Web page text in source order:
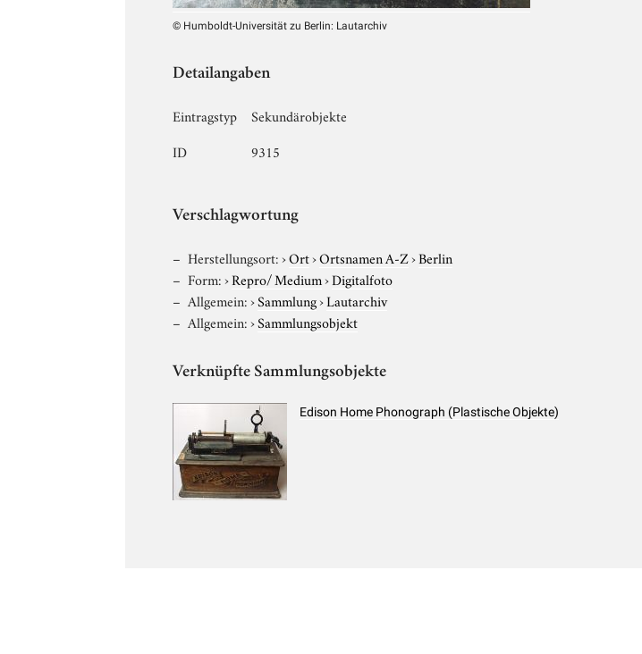
© Humboldt-Universität zu Berlin: Lautarchiv
Detailangaben
Eintragstyp
Sekundärobjekte
ID
9315
Verschlagwortung
Herstellungsort:›Ort›Ortsnamen A-Z›Berlin
Form:›Repro/ Medium›Digitalfoto
Allgemein:›Sammlung›Lautarchiv
Allgemein:›Sammlungsobjekt
Verknüpfte Sammlungsobjekte
Edison Home Phonograph (Plastische Objekte)